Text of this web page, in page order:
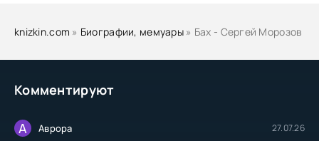
Комментируют
А Аврора 27.07.26
Бах
Бах
knizkin.com » Биографии, мемуары» Бах - Сергей Морозов